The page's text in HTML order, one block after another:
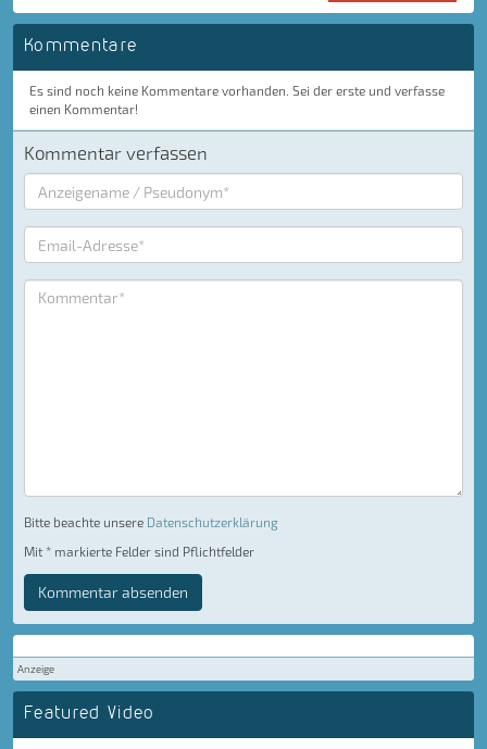
Kommentare
Es sind noch keine Kommentare vorhanden. Sei der erste und verfasse
einen Kommentar!
Kommentar verfassen
Bitte beachte unsere Datenschutzerklärung
Mit * markierte Felder sind Pflichtfelder
Kommentar absenden
Anzeige
Featured Video